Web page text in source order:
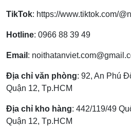
TikTok: https://www.tiktok.com/
Hotline: 0966 88 39 49
Email :
Địa chỉ văn phòng: 92, An Phú
Quận 12, Tp.HCM
Địa chỉ kho hàng: 442/119/49
Quận 12, Tp.HCM